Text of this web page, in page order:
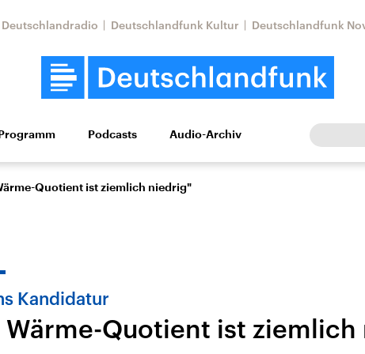
Deutschlandradio Deutschlandfunk Kultur Deutschlandfunk
Wirtschaft Wissen Kultur Europa
Nahostkonflikt
Aktuelle Lage und
Iran
Programm Podcasts Audio-Archiv
Quotient ist ziemlich niedrig"
Kandidatur
Wärme-Quotient ist ziemlich